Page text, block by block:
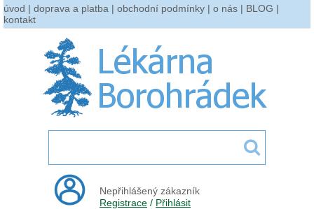
úvod | doprava a platba | obchodní podmínky | o nás | BLOG |
kontakt
Nepřihlášený zákazník
Registrace / Přihlásit